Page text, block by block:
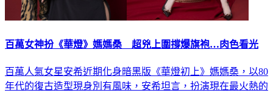
百萬女神扮《華燈》媽媽桑 超兇上圍撐爆旗袍…肉色看光
百萬人氣女星安希近期化身暗黑版《華燈初上》媽媽桑，以80
年代的復古造型現身別有風味，安希坦言，扮演現在最火熱的